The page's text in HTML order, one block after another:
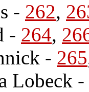
- 262,
- 264,
- 265
Lobeck -